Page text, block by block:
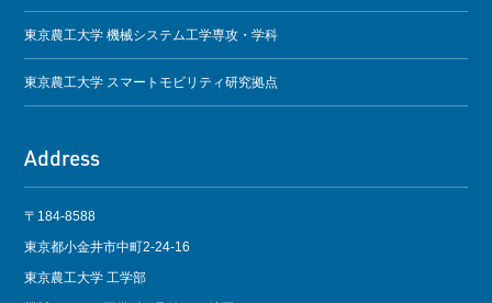
東京農工大学 機械システム工学専攻・学科
東京農工大学 スマートモビリティ研究拠点
Address
〒184-8588
東京都小金井市中町2-24-16
東京農工大学 工学部